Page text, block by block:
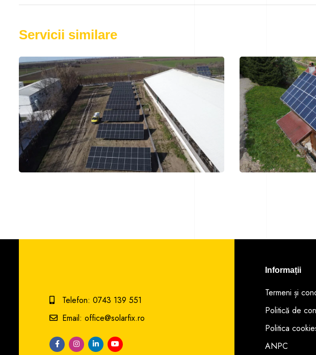
Servicii similare
Telefon: 0743 139 551
Email: office@solarfix.ro
Informații
Termeni și
Politică de
Politica
ANPC